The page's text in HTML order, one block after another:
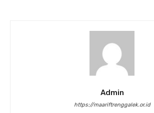
Admin
https://maariftrenggalek.or.id